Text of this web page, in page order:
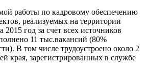
работы по кадровому обеспечению
реализуемых на территории
2015 год за счет всех источников
11 тыс.вакансий (80%
В том числе трудоустроено около 2
края, зарегистрированных в службе